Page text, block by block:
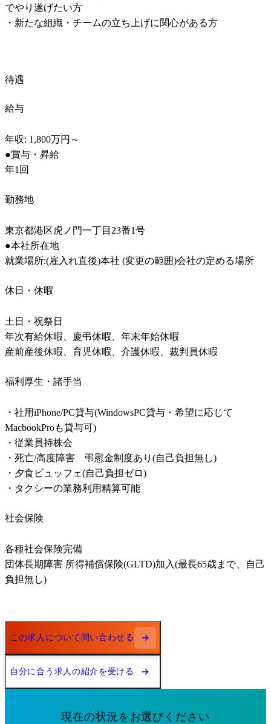
でやり遂げたい方
・新たな組織・チームの立ち上げに関心がある方
待遇
給与
年収: 1,800万円～
●賞与・昇給
年1回
勤務地
東京都港区虎ノ門一丁目23番1号
●本社所在地
就業場所:(雇入れ直後)本社 (変更の範囲)会社の定める場所
休日・休暇
土日・祝祭日
年次有給休暇、慶弔休暇、年末年始休暇
産前産後休暇、育児休暇、介護休暇、裁判員休暇
福利厚生・諸手当
・社用iPhone/PC貸与(WindowsPC貸与・希望に応じて
MacbookProも貸与可)
・従業員持株会
・死亡/高度障害　弔慰金制度あり(自己負担無し)
・夕食ビュッフェ(自己負担ゼロ)
・タクシーの業務利用精算可能
社会保険
各種社会保険完備
団体長期障害 所得補償保険(GLTD)加入(最長65歳まで、自己
負担無し)
この求人について問い合わせる
自分に合う求人の紹介を受ける
現在の状況をお選びください